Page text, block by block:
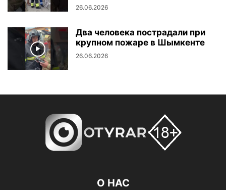
26.06.2026
Два человека пострадали при
крупном пожаре в Шымкенте
26.06.2026
О НАС